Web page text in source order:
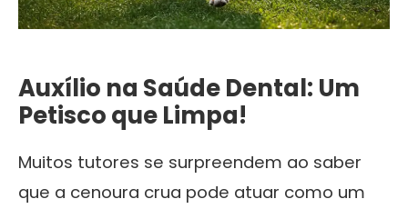
Auxílio na Saúde Dental: Um
Petisco que Limpa!
Muitos tutores se surpreendem ao saber
que a cenoura crua pode atuar como um